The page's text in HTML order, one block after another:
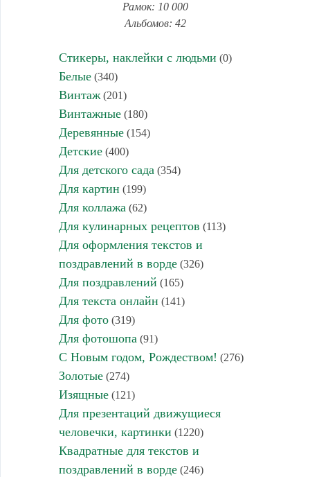
Рамок: 10 000
Альбомов: 42
Стикеры, наклейки с людьми (0)
Белые(340)
Винтаж(201)
Винтажные(180)
Деревянные(154)
Детские(400)
Для детского сада (354)
Для картин (199)
Для коллажа (62)
Для кулинарных рецептов (113)
Для оформления текстов и
поздравлений в ворде(326)
Для поздравлений (165)
Для текста онлайн (141)
Для фото(319)
Для фотошопа (91)
С Новым годом, Рождеством! (276)
Золотые(274)
Изящные(121)
Для презентаций движущиеся
человечки, картинки (1220)
Квадратные для текстов и
поздравлений в ворде(246)